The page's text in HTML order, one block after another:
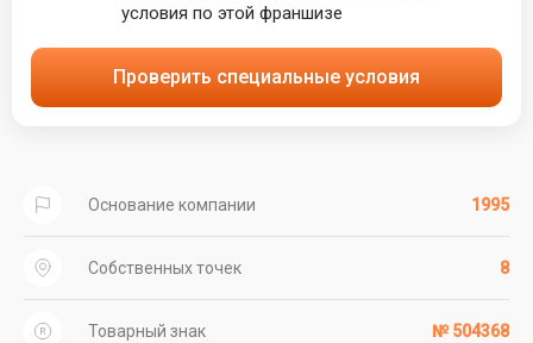
условия по этой франшизе
Проверить специальные условия
Основание компании 1995
Собственных точек 8
Товарный знак № 504368